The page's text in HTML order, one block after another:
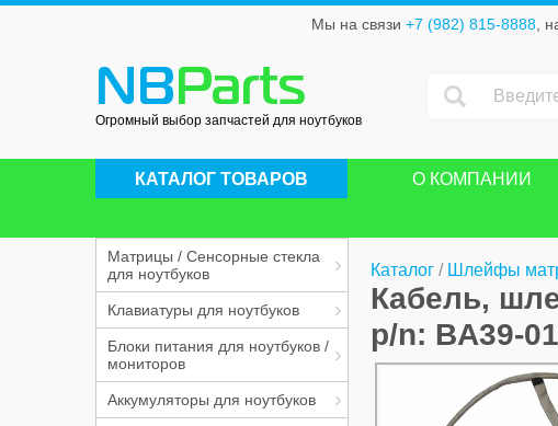
Мы на связи +7 (982) 815-8888,
NB Parts
Огромный выбор запчастей для ноутбуков
КАТАЛОГ ТОВАРОВ О КОМПАНИИ
Матрицы / Сенсорные стекла
для ноутбуков
Клавиатуры для ноутбуков
Блоки питания для ноутбуков /
мониторов
Аккумуляторы для ноутбуков
Каталог / Шлейфы
Кабель,
p/n: BA39-